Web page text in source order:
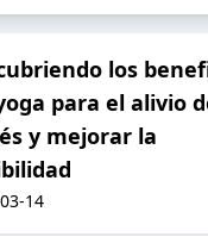
los
para el alivio
y mejorar la
14